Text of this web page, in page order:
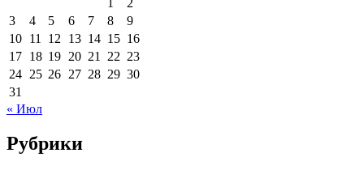
1
2
3
4 5 6 7 8
9
10 11 12 13 14 15 16
17 18 19 20 21 22 23
24 25 26 27 28 29 30
31
« Июл
Рубрики